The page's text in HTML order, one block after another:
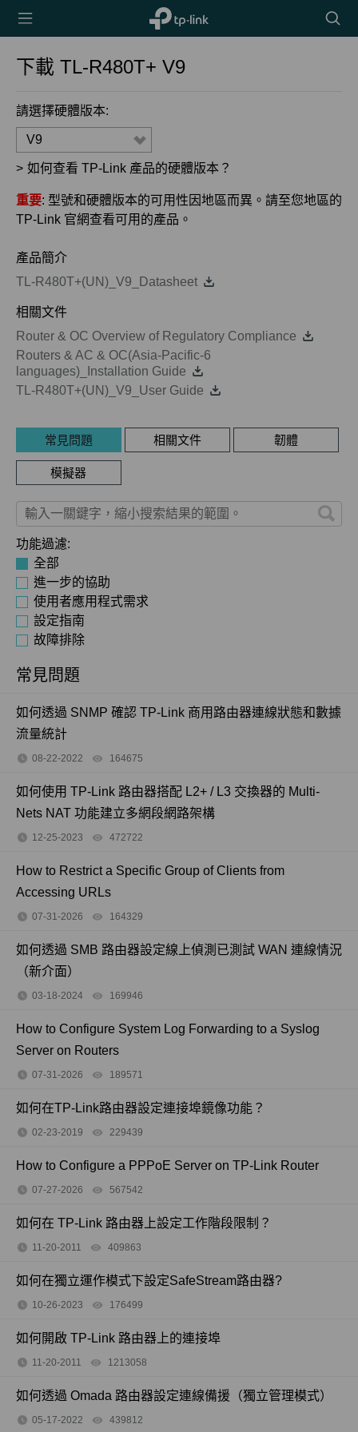
TP-Link,
Reliably
搜
尋
下載 TL-R480T+ V9
請選擇硬體版本:
V9
> 如何查看 TP-Link 產品的硬體版本？
重要: 型號和硬體版本的可用性因地區而異。請至您地區的
TP-Link 官網查看可用的產品。
產品簡介
TL-R480T+(UN)_V9_Datasheet
相關文件
Router & OC Overview of Regulatory Compliance
Routers & AC & OC(Asia-Pacific-6
languages)_Installation Guide
TL-R480T+(UN)_V9_User Guide
常見問題 相關文件 韌體
模擬器
功能過濾:
全部
進一步的協助
使用者應用程式需求
設定指南
故障排除
常見問題
如何透過 SNMP 確認 TP-Link 商用路由器連線狀態和數據
流量統計
08-22-2022 164675
如何使用 TP-Link 路由器搭配 L2+ / L3 交換器的 Multi-
Nets NAT 功能建立多網段網路架構
12-25-2023 472722
How to Restrict a Specific Group of Clients from
Accessing URLs
07-31-2026 164329
如何透過 SMB 路由器設定線上偵測已測試 WAN 連線情況
（新介面）
03-18-2024 169946
How to Configure System Log Forwarding to a Syslog
Server on Routers
07-31-2026 189571
如何在TP-Link路由器設定連接埠鏡像功能？
02-23-2019 229439
How to Configure a PPPoE Server on TP-Link Router
07-27-2026 567542
如何在 TP-Link 路由器上設定工作階段限制？
11-20-2011 409863
如何在獨立運作模式下設定SafeStream路由器?
10-26-2023 176499
如何開啟 TP-Link 路由器上的連接埠
11-20-2011 1213058
如何透過 Omada 路由器設定連線備援（獨立管理模式）
05-17-2022 439812